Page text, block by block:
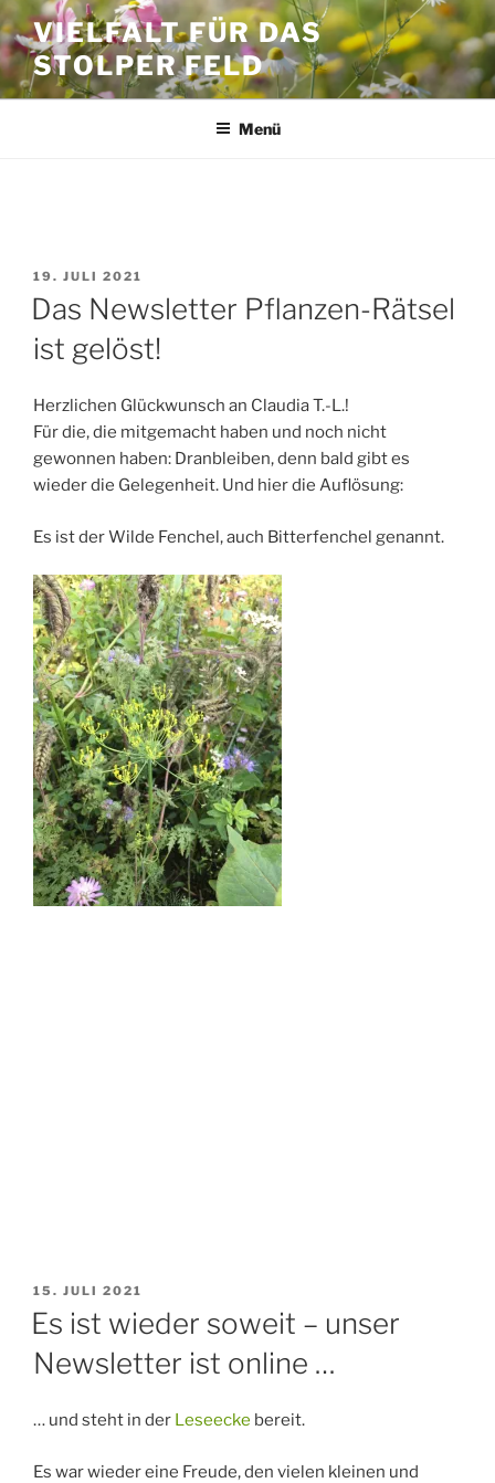
Zum
Inhalt
springen
VIELFALT FÜR DAS
STOLPER FELD
Menü
VERÖFFENTLICHT
AM
19. JULI 2021
Das Newsletter Pflanzen-Rätsel
ist gelöst!
Herzlichen Glückwunsch an Claudia T.-L.!
Für die, die mitgemacht haben und noch nicht
gewonnen haben: Dranbleiben, denn bald gibt es
wieder die Gelegenheit. Und hier die Auflösung:
Es ist der Wilde Fenchel, auch Bitterfenchel genannt.
VERÖFFENTLICHT
AM
15. JULI 2021
Es ist wieder soweit – unser
Newsletter ist online …
… und steht in der Leseecke bereit.
Es war wieder eine Freude, den vielen kleinen und